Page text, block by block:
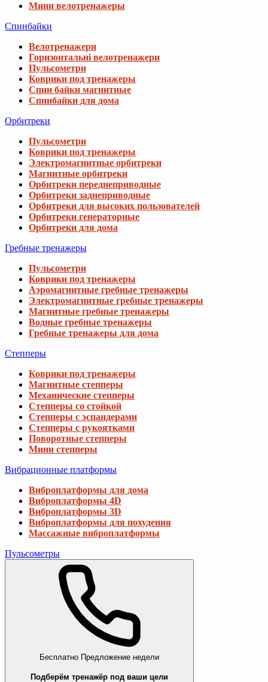
Мини велотренажеры
Спинбайки
Велотренажери
Горизонтальні велотренажери
Пульсометри
Коврики под тренажеры
Спин байки магнитные
Спинбайки для дома
Орбитреки
Пульсометри
Коврики под тренажеры
Электромагнитные орбитреки
Магнитные орбитреки
Орбитреки переднеприводные
Орбитреки заднеприводные
Орбитреки для высоких пользователей
Орбитреки генераторные
Орбитреки для дома
Гребные тренажеры
Пульсометри
Коврики под тренажеры
Аэромагнитные гребные тренажеры
Электромагнитные гребные тренажеры
Магнитные гребные тренажеры
Водные гребные тренажеры
Гребные тренажеры для дома
Степперы
Коврики под тренажеры
Магнитные степперы
Механические степперы
Степперы со стойкой
Степперы с эспандерами
Степперы с рукоятками
Поворотные степперы
Мини степперы
Вибрационные платформы
Виброплатформы для дома
Виброплатформы 4D
Виброплатформы 3D
Виброплатформы для похудения
Массажные виброплатформы
Пульсометры
Бесплатно Предложение недели
Подберём тренажёр под ваши цели